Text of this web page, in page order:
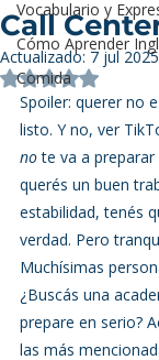
Vocabulario y
Cómo Aprender
Comida
Call
Actualizado: 7 jul 2025
Obtuvo NaN
Spoiler: querer no
listo. Y no, ver
no te va a preparar
querés un buen
estabilidad, tenés
verdad. Pero
Muchísimas
¿Buscás una
prepare en serio?
las más